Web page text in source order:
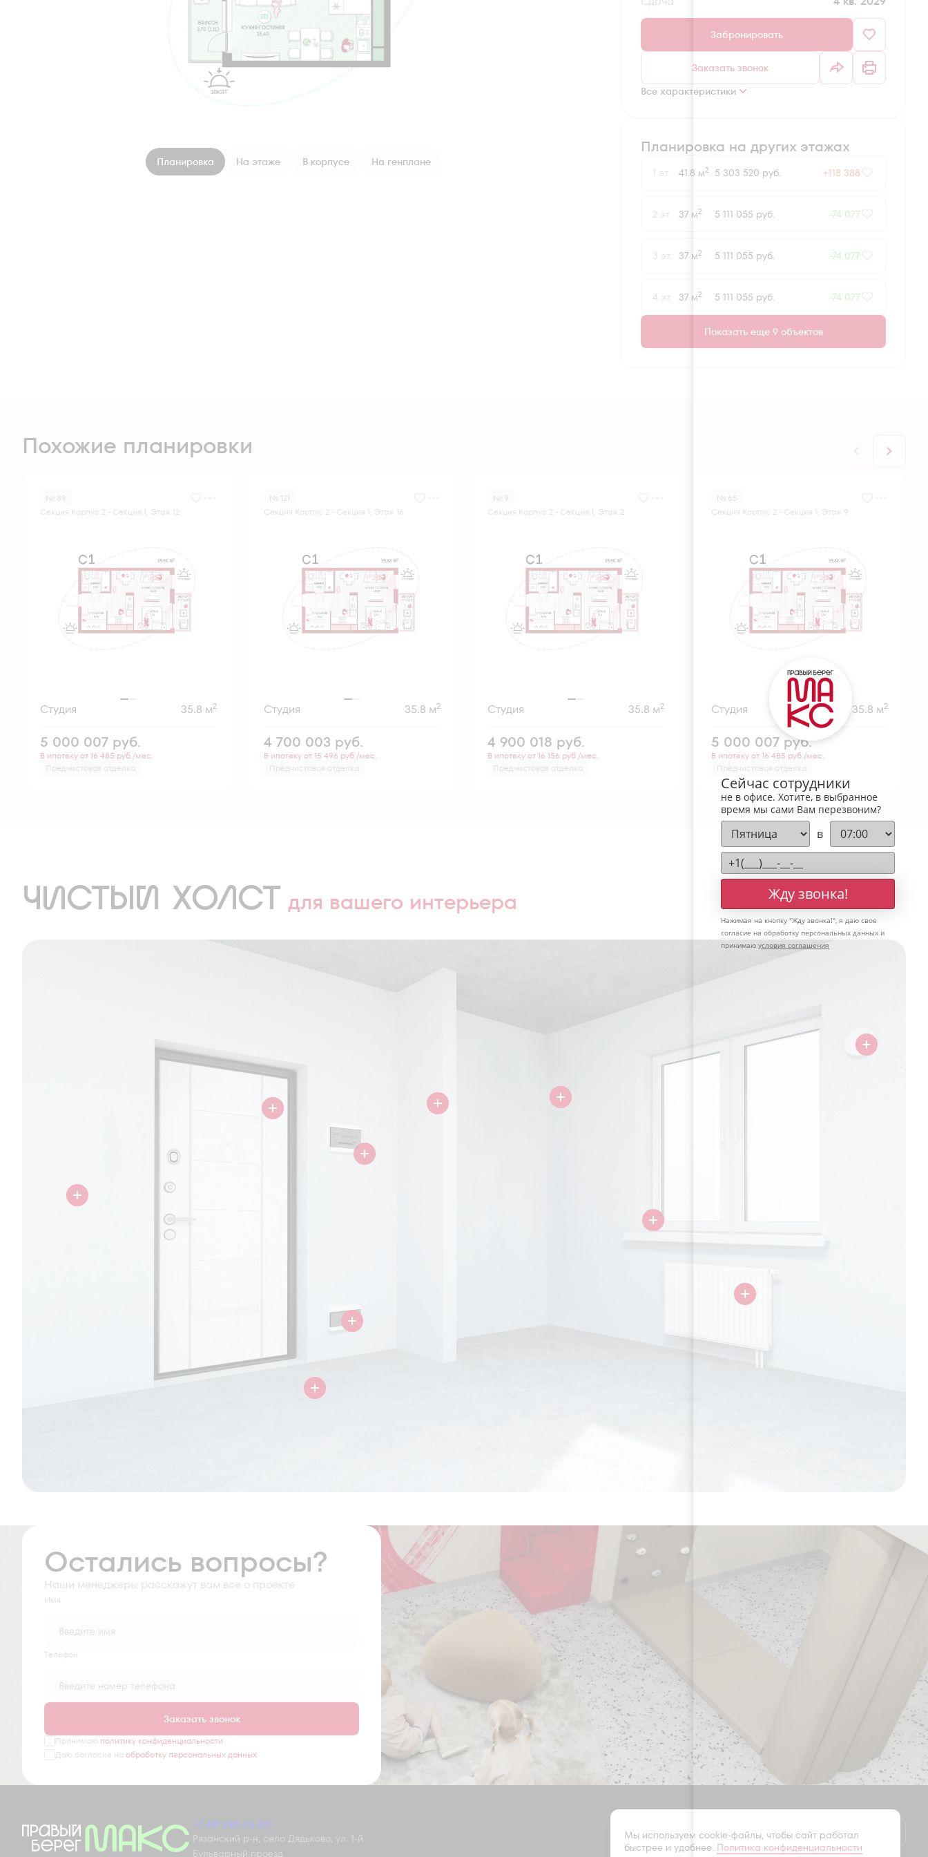
Планировка На этаже В корпусе На генплане
Забронировать
Заказать звонок
Все характеристики
Планировка на других этажах
1 эт. 41.8 м2 5 303 520 руб. +118 388
2 эт. 37 м2 5 111 055 руб. -74 077
3 эт. 37 м2 5 111 055 руб. -74 077
4 эт. 37 м2 5 111 055 руб. -74 077
Показать еще 9 объектов
Похожие планировки
№ 89
Секция Корпус 2 - Секция 1, Этаж 12
Студия 35.8 м2
5 000 007 руб.
В ипотеку от 16 485 руб./мес.
Предчистовая отделка
№ 121
Секция Корпус 2 - Секция 1, Этаж 16
Студия 35.8 м2
4 700 003 руб.
В ипотеку от 15 496 руб./мес.
Предчистовая отделка
№ 9
Секция Корпус 2 - Секция 1, Этаж 2
Студия 35.8 м2
4 900 018 руб.
В ипотеку от 16 156 руб./мес.
Предчистовая отделка
№ 65
Секция Корпус 2 - Секция 1, Этаж 9
Студия 35.8 м2
5 000 007 руб.
В ипотеку от 16 485 руб./мес.
Предчистовая отделка
ЧИСТЫЙ ХОЛСТ для вашего интерьера
Остались вопросы?
Наши менеджеры расскажут вам все о проекте
Имя
Tелефон
Заказать звонок
Принимаю политику конфиденциальности
Даю согласие на обработку персональных данных
+7 491 230-03-03
Рязанский р-н, село Дядьково, ул. 1-й
Бульварный проезд
Оставить заявку
Сейчас сотрудники
не в офисе. Хотите, в выбранное
время мы сами Вам перезвоним?
в
Жду звонка!
Нажимая на кнопку "Жду звонка!", я даю свое
согласие на обработку персональных данных и
принимаю условия соглашения
Мы используем cookie-файлы, чтобы сайт работал
быстрее и удобнее. Политика конфиденциальности